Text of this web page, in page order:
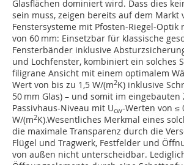
Glasflächen dominiert wird. Dass dies
sein muss, zeigen bereits auf dem Markt
Fenstersysteme mit Pfosten-Riegel-
von 60 mm: Einsetzbar für klassische
Fensterbänder inklusive
und Lochfenster, kombiniert ein solches
filigrane Ansicht mit einem optimalem
Wert von bis zu 1,5 W/(m2K) inklusive
50 mm Glas) – und somit im
Passivhaus-Niveau mit Ucw-Werten von ≤
W/(m2K).Wesentliches Merkmal eines
die maximale Transparenz durch die
Flügel und Tragwerk, Festfelder und
von außen nicht unterscheidbar.